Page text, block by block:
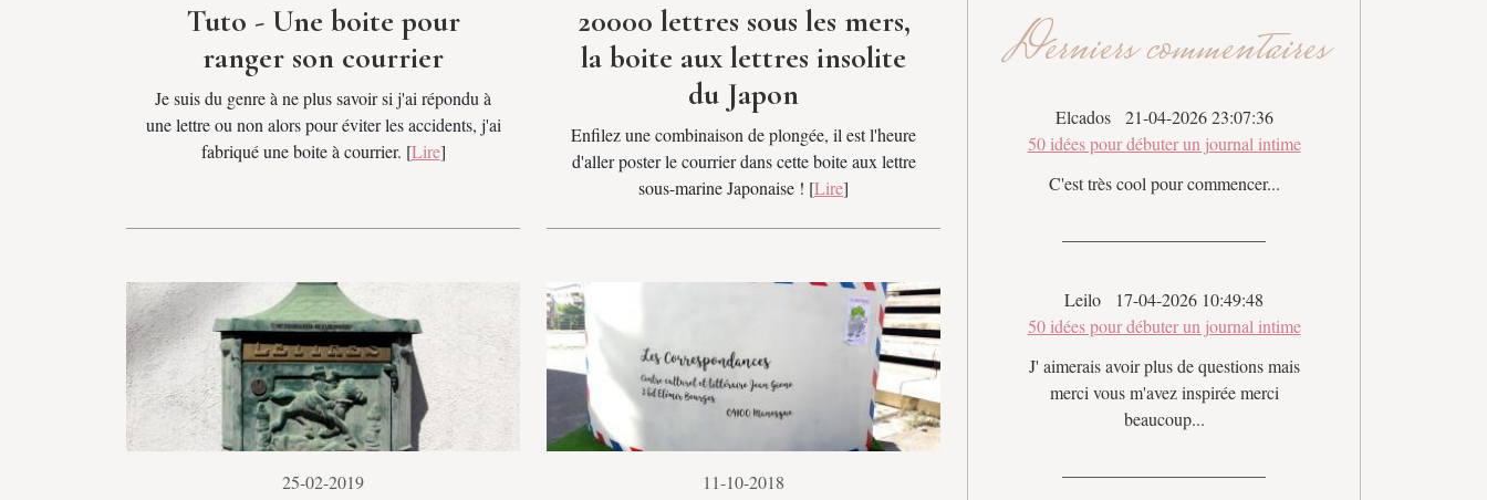
Tuto - Une boite pour
ranger son courrier
Je suis du genre à ne plus savoir si j'ai répondu à
une lettre ou non alors pour éviter les accidents, j'ai
fabriqué une boite à courrier. [Lire]
20000 lettres sous les mers,
la boite aux lettres insolite
du Japon
Enfilez une combinaison de plongée, il est l'heure
d'aller poster le courrier dans cette boite aux lettre
sous-marine Japonaise ! [Lire]
25-02-2019 11-10-2018
Derniers commentaires
Elcados 21-04-2026 23:07:36
50 idées pour débuter un journal intime
C'est très cool pour commencer...
Leilo 17-04-2026 10:49:48
50 idées pour débuter un journal intime
J' aimerais avoir plus de questions mais
merci vous m'avez inspirée merci
beaucoup...